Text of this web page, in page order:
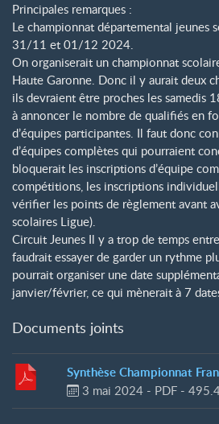
Principales remarques :
Le championnat départemental jeunes
31/11 et 01/12 2024.
On organiserait un championnat
Haute Garonne. Donc il y aurait deux
ils devraient être proches les samedis
à annoncer le nombre de qualifiés en
d’équipes participantes. Il faut donc
d’équipes complètes qui pourraient
bloquerait les inscriptions d’équipe
compétitions, les inscriptions
vérifier les points de règlement avant
scolaires Ligue).
Circuit Jeunes Il y a trop de temps
faudrait essayer de garder un rythme
pourrait organiser une date
janvier/février, ce qui mènerait à 7
Documents joints
Synthèse Championnat
3 mai 2024 - PDF-